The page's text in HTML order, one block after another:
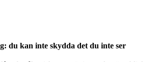
du kan inte skydda det du inte ser